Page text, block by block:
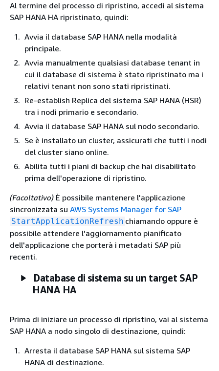
Al termine del processo di ripristino, accedi al sistema
SAP HANA HA ripristinato, quindi:
Avvia il database SAP HANA nella modalità
principale.
Avvia manualmente qualsiasi database tenant in
cui il database di sistema è stato ripristinato ma i
relativi tenant non sono stati ripristinati.
Re-establish Replica del sistema SAP HANA (HSR)
tra i nodi primario e secondario.
Avvia il database SAP HANA sul nodo secondario.
Se è installato un cluster, assicurati che tutti i nodi
del cluster siano online.
Abilita tutti i piani di backup che hai disabilitato
prima dell'operazione di ripristino.
(Facoltativo) È possibile mantenere l'applicazione
sincronizzata su AWS Systems Manager for SAP
StartApplicationRefresh chiamando oppure è
possibile attendere l'aggiornamento pianificato
dell'applicazione che porterà i metadati SAP più
recenti.
Database di sistema su un target SAP
HANA HA
Prima di iniziare un processo di ripristino, vai al sistema
SAP HANA a nodo singolo di destinazione, quindi:
Arresta il database SAP HANA sul sistema SAP
HANA di destinazione.